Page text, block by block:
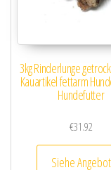
3kg Rinderlunge
Kauartikel fettarm
Hundefutter
€31.92
Siehe Angebot